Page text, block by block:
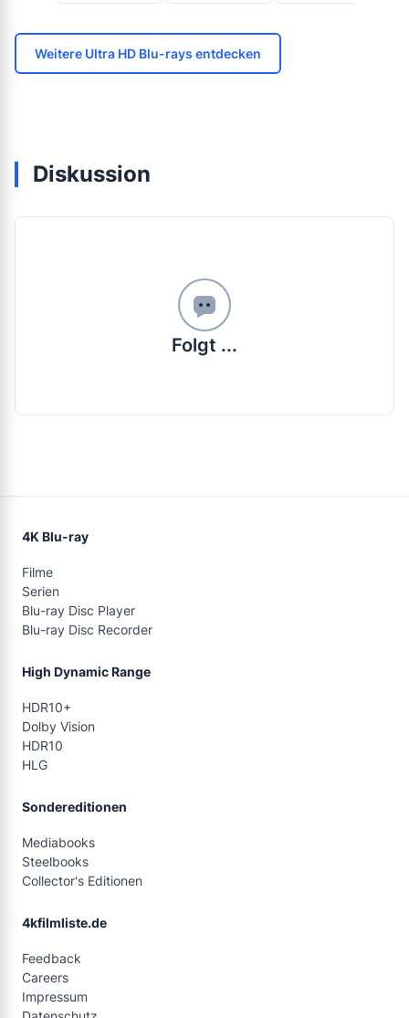
Weitere Ultra HD Blu-rays entdecken
Diskussion
Folgt ...
4K Blu-ray
Filme
Serien
Blu-ray Disc Player
Blu-ray Disc Recorder
High Dynamic Range
HDR10+
Dolby Vision
HDR10
HLG
Sondereditionen
Mediabooks
Steelbooks
Collector's Editionen
4kfilmliste.de
Feedback
Careers
Impressum